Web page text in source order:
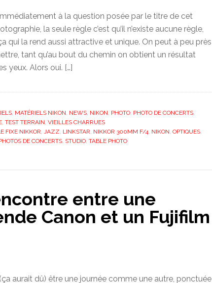
à la question posée par le titre de cet
la seule règle c’est qu’il n’existe aucune règle,
qui la rend aussi attractive et unique. On peut à peu près
tant qu’au bout du chemin on obtient un résultat
yeux. Alors oui. […]
, MATÉRIELS NIKON, NEWS, NIKON, PHOTO, PHOTO DE CONCERTS,
, TEST TERRAIN, VIEILLES CHARRUES
FIXE NIKKOR, JAZZ, LINKSTAR, NIKKOR 300MM F/4, NIKON, OPTIQUES,
DE CONCERTS, STUDIO, TABLE PHOTO
entre une
Canon et un Fujifilm
aurait dû) être une journée comme une autre, ponctuée